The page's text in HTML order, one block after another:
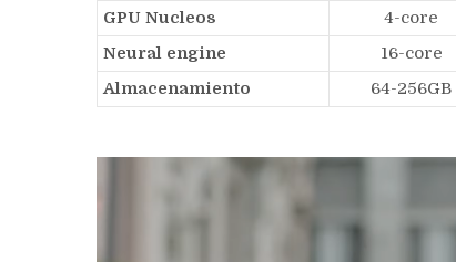
GPU Nucleos
4-core
Neural engine
16-core
Almacenamiento
64-256GB